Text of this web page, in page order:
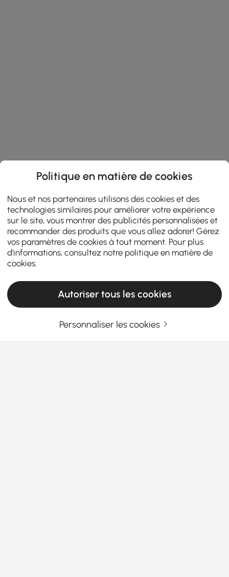
Products in the current category have been updated to show the latest 1 items
Politique en matière de cookies
Nous et nos partenaires utilisons des cookies et des
technologies similaires pour améliorer votre expérience
sur le site, vous montrer des publicités personnalisées et
recommander des produits que vous allez adorer! Gérez
vos paramètres de cookies à tout moment. Pour plus
d'informations, consultez notre politique en matière de
cookies
Autoriser tous les cookies
Personnaliser les cookies